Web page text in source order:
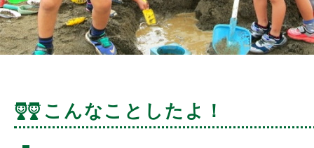
こんなことしたよ！